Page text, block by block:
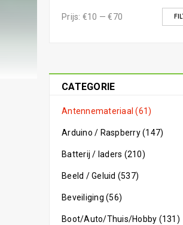
Prijs: €10 —€70
CATEGORIE
Antennemateriaal (61)
Arduino / Raspberry (147)
Batterij / laders (210)
Beeld / Geluid (537)
Beveiliging (56)
Boot/Auto/Thuis/Hobby (131)